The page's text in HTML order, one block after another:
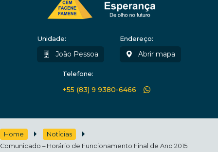
Unidade:
João Pessoa
Endereço:
Abrir mapa
Telefone:
+55 (83) 9 9380-6466
Home
Notícias
Comunicado – Horário de Funcionamento Final de Ano 2015